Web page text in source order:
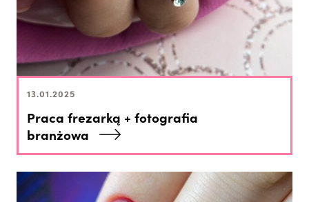
13.01.2025
Praca frezarką + fotografia
branżowa